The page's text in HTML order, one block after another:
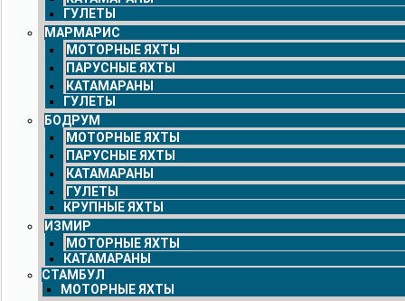
ГУЛЕТЫ
МАРМАРИС
МОТОРНЫЕ ЯХТЫ
ПАРУСНЫЕ ЯХТЫ
КАТАМАРАНЫ
ГУЛЕТЫ
БОДРУМ
МОТОРНЫЕ ЯХТЫ
ПАРУСНЫЕ ЯХТЫ
КАТАМАРАНЫ
ГУЛЕТЫ
КРУПНЫЕ ЯХТЫ
ИЗМИР
МОТОРНЫЕ ЯХТЫ
КАТАМАРАНЫ
СТАМБУЛ
МОТОРНЫЕ ЯХТЫ